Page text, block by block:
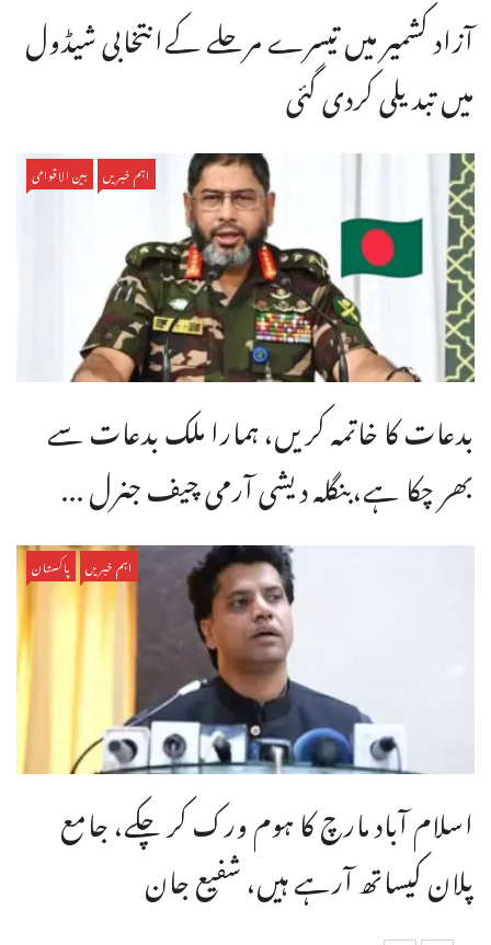
آزاد کشمیر میں تیسرے مرحلے کےانتخابی شیڈول
میں تبدیلی کردی گئی
اہم خبریں بین الاقوامی
بدعات کا خاتمہ کریں، ہمارا ملک بدعات سے
بھر چکا ہے،بنگله دیشی آرمی چیف جنرل ...
اہم خبریں پاکستان
اسلام آباد مارچ کا ہوم ورک کر چکے، جامع
پلان کیساتھ آرہے ہیں، شفیع جان